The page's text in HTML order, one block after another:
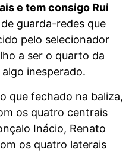
e tem consigo Rui
guarda-redes que
pelo selecionador
a ser o quarto da
inesperado.
que fechado na baliza,
os quatro centrais
Inácio, Renato
os quatro laterais